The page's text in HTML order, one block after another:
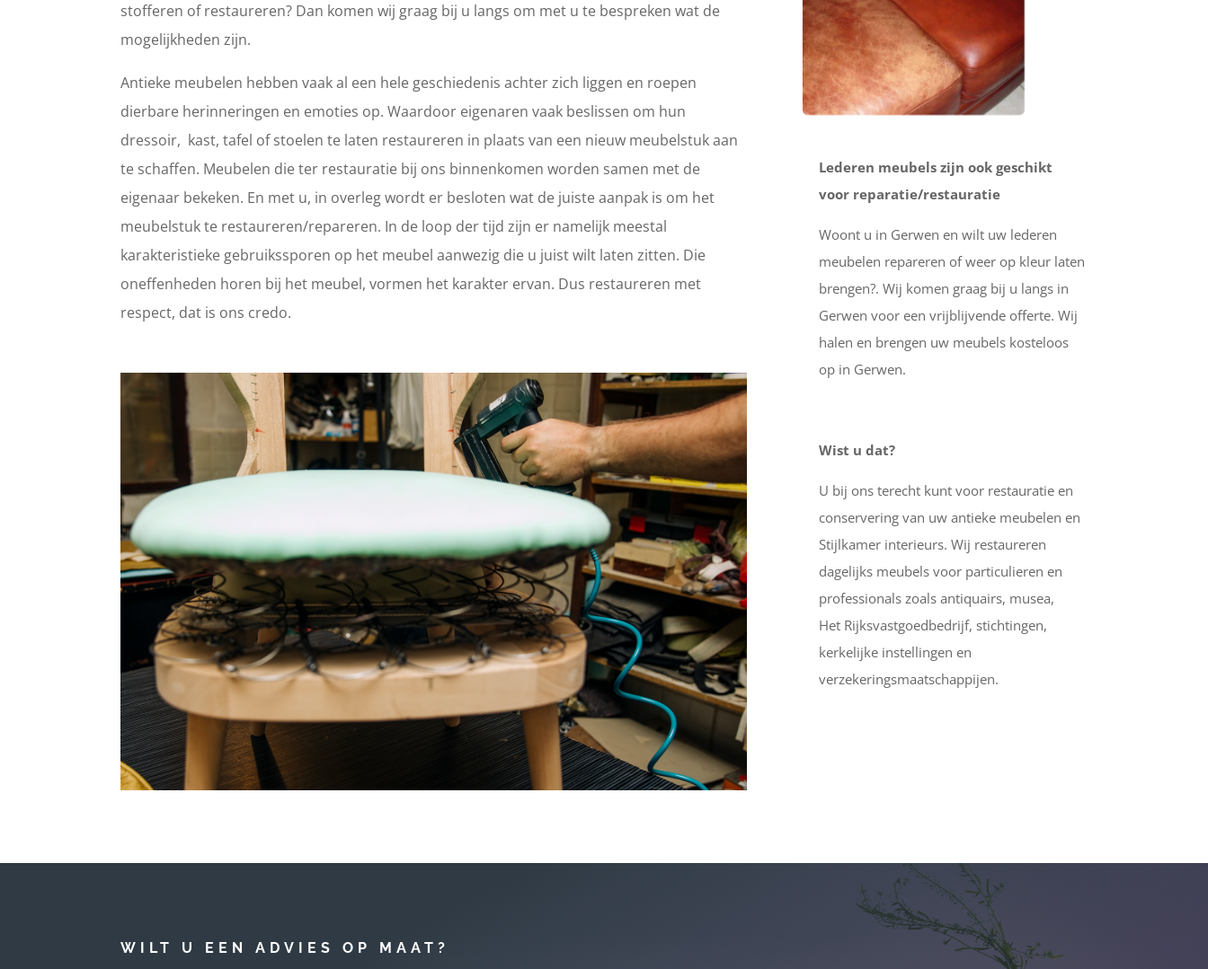
stofferen of restaureren? Dan komen wij graag bij u langs om met u te bespreken wat de
mogelijkheden zijn.
Antieke meubelen hebben vaak al een hele geschiedenis achter zich liggen en roepen
dierbare herinneringen en emoties op. Waardoor eigenaren vaak beslissen om hun
dressoir, kast, tafel of stoelen te laten restaureren in plaats van een nieuw meubelstuk aan
te schaffen. Meubelen die ter restauratie bij ons binnenkomen worden samen met de
eigenaar bekeken. En met u, in overleg wordt er besloten wat de juiste aanpak is om het
meubelstuk te restaureren/repareren. In de loop der tijd zijn er namelijk meestal
karakteristieke gebruikssporen op het meubel aanwezig die u juist wilt laten zitten. Die
oneffenheden horen bij het meubel, vormen het karakter ervan. Dus restaureren met
respect, dat is ons credo.
Lederen meubels zijn ook geschikt
voor reparatie/restauratie
Woont u in Gerwen en wilt uw lederen
meubelen repareren of weer op kleur laten
brengen?. Wij komen graag bij u langs in
Gerwen voor een vrijblijvende offerte. Wij
halen en brengen uw meubels kosteloos
op in Gerwen.
Wist u dat?
U bij ons terecht kunt voor restauratie en
conservering van uw antieke meubelen en
Stijlkamer interieurs. Wij restaureren
dagelijks meubels voor particulieren en
professionals zoals antiquairs, musea,
Het Rijksvastgoedbedrijf, stichtingen,
kerkelijke instellingen en
verzekeringsmaatschappijen.
WILT U EEN ADVIES OP MAAT?